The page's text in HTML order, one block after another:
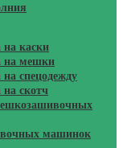
на каски
на мешки
на спецодежду
на скотч
машинок